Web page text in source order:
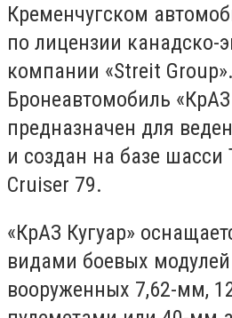
Кременчугском
по лицензии канадско-
компании «Streit Group».
Бронеавтомобиль «КрАЗ
предназначен для
и создан на базе шасси
Cruiser 79.
«КрАЗ Кугуар»
видами боевых
вооруженных 7,62-мм,